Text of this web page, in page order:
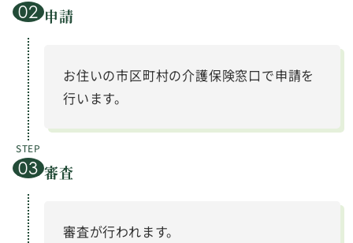
申請
お住いの市区町村の介護保険窓口で申請を
行います。
審査
審査が行われます。